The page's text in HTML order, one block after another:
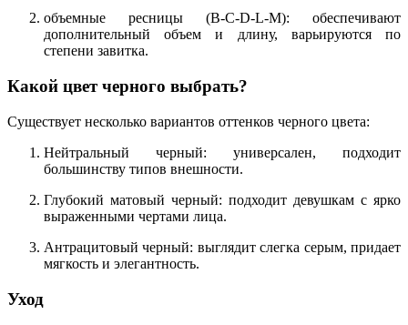
объемные ресницы (B-C-D-L-M): обеспечивают
дополнительный объем и длину, варьируются по
степени завитка.
Какой цвет черного выбрать?
Существует несколько вариантов оттенков черного цвета:
Нейтральный черный: универсален, подходит
большинству типов внешности.
Глубокий матовый черный: подходит девушкам с ярко
выраженными чертами лица.
Антрацитовый черный: выглядит слегка серым, придает
мягкость и элегантность.
Уход